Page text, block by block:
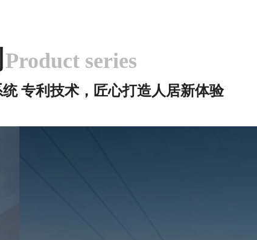
Product series
专利技术，匠心打造人居新体验